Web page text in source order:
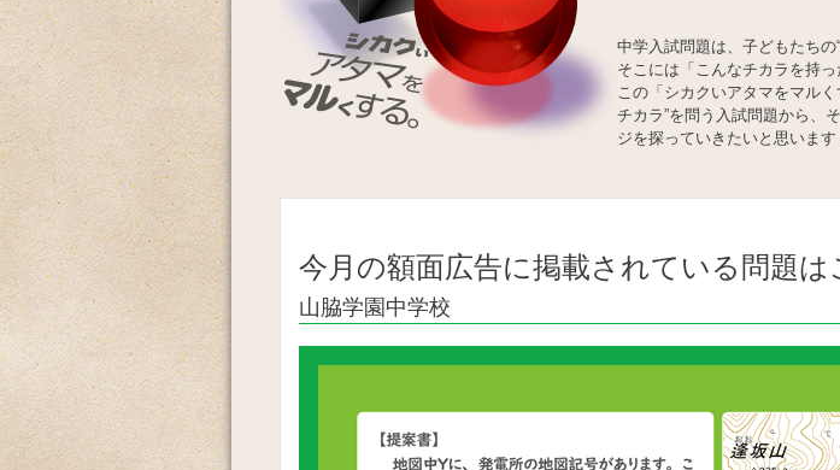
中学入試問題は、子どもたちの
そこには「こんなチカラを持
この「シカクいアタマをマル
チカラ”を問う入試問題から、
ジを探っていきたいと思います
今月の額面広告に掲載されている問題は
山脇学園中学校